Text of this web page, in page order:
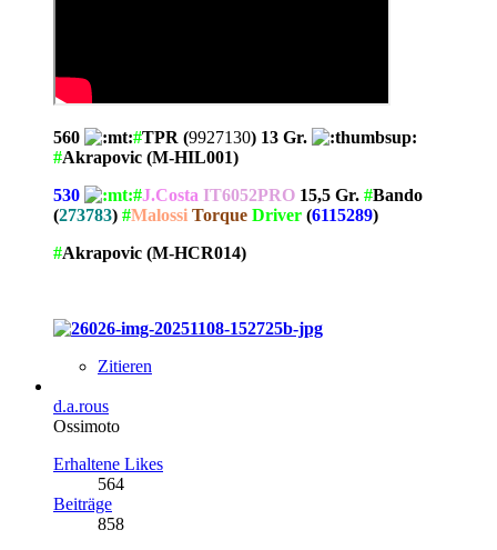
560 #TPR (9927130) 13 Gr.
#Akrapovic (M-HIL001)
530
#J.Costa IT6052PRO 15,5 Gr. #Bando
(273783) #Malossi Torque Driver (6115289)
#Akrapovic (M-HCR014)
Zitieren
d.a.rous
Ossimoto
Erhaltene Likes
564
Beiträge
858